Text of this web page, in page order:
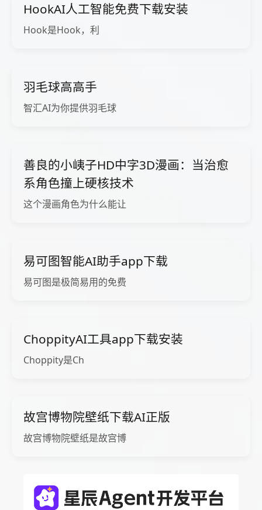
HookAI人工智能免费下载安装
Hook是Hook，利
羽毛球高高手
智汇AI为你提供羽毛球
善良的小峓子HD中字3D漫画：当治愈
系角色撞上硬核技术
这个漫画角色为什么能让
易可图智能AI助手app下载
易可图是极简易用的免费
ChoppityAI工具app下载安装
Choppity是Ch
故宫博物院壁纸下载AI正版
故宫博物院壁纸是故宫博